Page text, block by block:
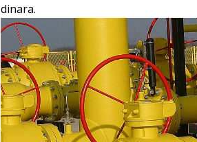
dinara.